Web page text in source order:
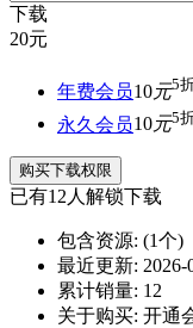
下载
20元
年费会员10元5
永久会员10元5
购买下载权限
已有12人解锁下载
包含资源: (1个)
最近更新: 2026-
累计销量: 12
关于购买: 开通